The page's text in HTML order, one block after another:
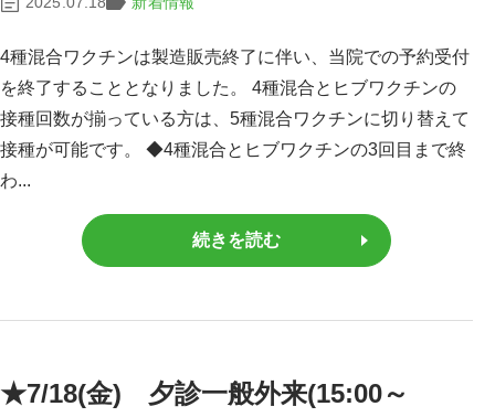
4種混合ワクチンは製造販売終了に伴い、当院での予約受付
を終了することとなりました。 4種混合とヒブワクチンの
接種回数が揃っている方は、5種混合ワクチンに切り替えて
接種が可能です。 ◆4種混合とヒブワクチンの3回目まで終
わ...
続きを読む
★7/18(金) 夕診一般外来(15:00～